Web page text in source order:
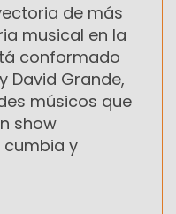
de más
musical en la
conformado
David Grande,
músicos que
show
cumbia y